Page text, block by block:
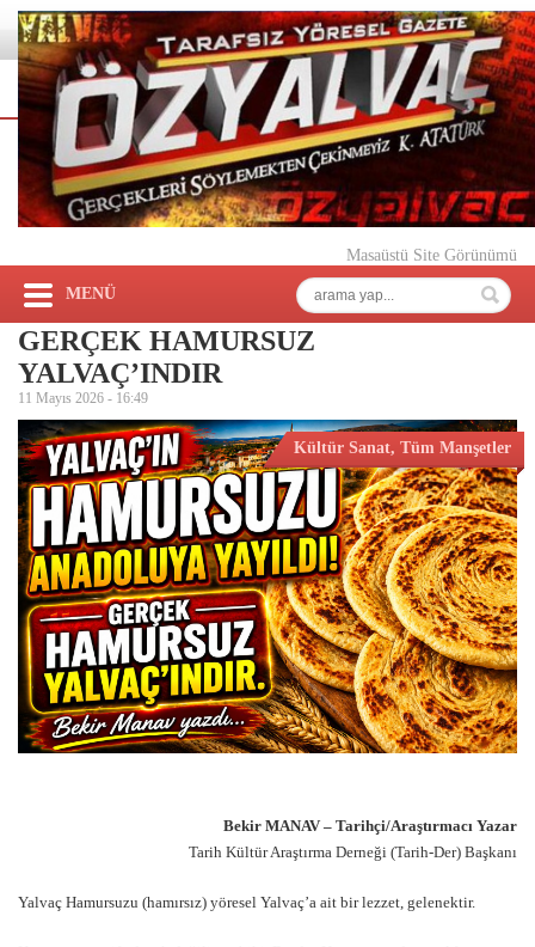
Masaüstü Site Görünümü
MENÜ
GERÇEK HAMURSUZ
YALVAÇ’INDIR
11 Mayıs 2026 - 16:49
Kültür Sanat, Tüm Manşetler
Bekir MANAV – Tarihçi/Araştırmacı Yazar
Tarih Kültür Araştırma Derneği (Tarih-Der) Başkanı
Yalvaç Hamursuzu (hamırsız) yöresel Yalvaç’a ait bir lezzet, gelenektir.